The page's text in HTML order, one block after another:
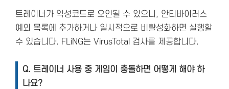
트레이너가 악성코드로 오인될 수 있으니, 안티바이러스
예외 목록에 추가하거나 일시적으로 비활성화하면 실행할
수 있습니다. FLiNG는 VirusTotal 검사를 제공합니다.
Q. 트레이너 사용 중 게임이 충돌하면 어떻게 해야 하
나요?